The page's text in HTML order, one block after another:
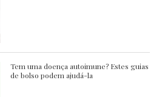
Tem uma doença autoimune? Estes guias
de bolso podem ajudá-la